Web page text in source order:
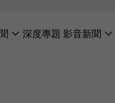
深度專題 影音新聞